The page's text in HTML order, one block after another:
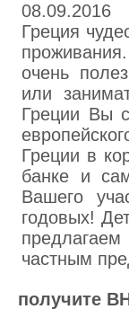
08.09.2016
Греция
очень
или
Греции Вы
Греции в
банке и
Вашего
годовых!
частным
получите